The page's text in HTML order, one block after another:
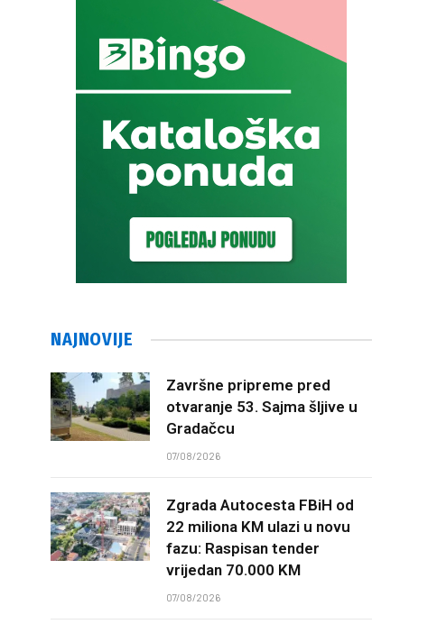
NAJNOVIJE
Završne pripreme pred
otvaranje 53. Sajma šljive u
Gradačcu
07/08/2026
Zgrada Autocesta FBiH od
22 miliona KM ulazi u novu
fazu: Raspisan tender
vrijedan 70.000 KM
07/08/2026